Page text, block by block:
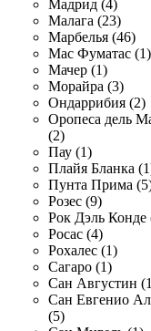
Мадрид (4)
Малага (23)
Марбелья (46)
Мас Фуматас (1)
Мачер (1)
Морайра (3)
Ондаррибия (2)
Оропеса дель
(2)
Пау (1)
Плайя Бланка
Пунта Прима
Розес (9)
Рок Дэль Конде
Росас (4)
Рохалес (1)
Сагаро (1)
Сан Августин
Сан Евгенио
(5)